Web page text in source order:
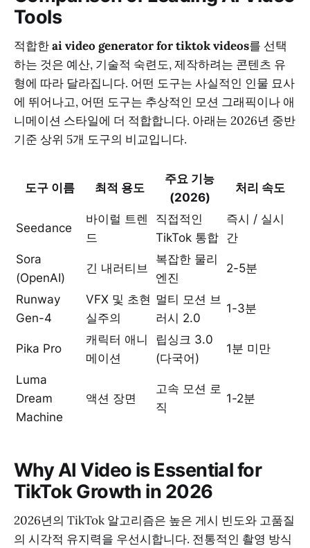
Tools
적합한ai video generator for tiktok videos를 선택
하는 것은 예산, 기술적 숙련도, 제작하려는 콘텐츠 유
형에 따라 달라집니다. 어떤 도구는 사실적인 인물 묘사
에 뛰어나고, 어떤 도구는 추상적인 모션 그래픽이나 애
니메이션 스타일에 더 적합합니다. 아래는 2026년 중반
기준 상위 5개 도구의 비교입니다.
도구 이름 최적 용도
주요 기능
(2026)
처리 속도
Seedance
바이럴 트렌
드
직접적인
TikTok 통합
즉시 / 실시
간
Sora
(OpenAI)
긴 내러티브
복잡한 물리
엔진
2-5분
Runway
Gen-4
VFX 및 초현
실주의
멀티 모션 브
러시 2.0
1-3분
Pika Pro
캐릭터 애니
메이션
립싱크 3.0
(다국어)
1분 미만
Luma
Dream
Machine
액션 장면
고속 모션 로
직
1-2분
Why AI Video is Essential for
TikTok Growth in 2026
2026년의 TikTok 알고리즘은 높은 게시 빈도와 고품질
의 시각적 유지력을 우선시합니다. 전통적인 촬영 방식